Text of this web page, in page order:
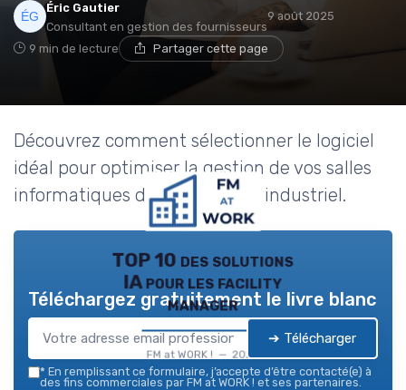
Éric Gautier
Consultant en gestion des fournisseurs
9 août 2025
9 min de lecture Partager cette page
Découvrez comment sélectionner le logiciel
idéal pour optimiser la gestion de vos salles
informatiques dans le secteur industriel.
TOP 10 des solutions
IA pour les facility
manager
FM at WORK ! — 2026
Téléchargez gratuitement le livre blanc
➔ Télécharger
* En remplissant ce formulaire, j’accepte d’être contacté(e) à
des fins commerciales par FM at WORK ! et ses partenaires.